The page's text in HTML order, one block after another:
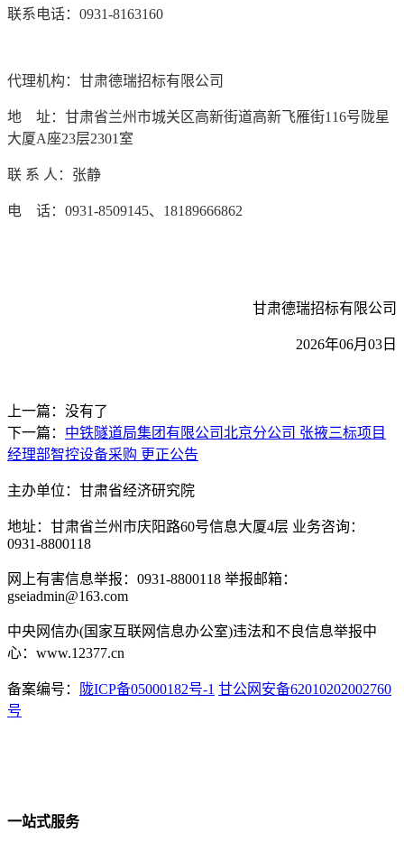
联系电话： 0931-8163160
代理机构：甘肃德瑞招标有限公司
地 址：甘肃省兰州市城关区高新街道高新飞雁街116号陇星
大厦A座23层2301室
联 系 人：张静
电 话： 0931-8509145、18189666862
甘肃德瑞招标有限公司
2026年06月 03 日
上一篇：没有了
下一篇： 中铁隧道局集团有限公司北京分公司 张掖三标项目
经理部智控设备采购 更正公告
主办单位：甘肃省经济研究院
地址：甘肃省兰州市庆阳路60号信息大厦4层 业务咨询：
0931-8800118
网上有害信息举报：0931-8800118 举报邮箱：
gseiadmin@163.com
中央网信办(国家互联网信息办公室)违法和不良信息举报中
心：www.12377.cn
备案编号： 陇ICP备05000182号-1 甘公网安备62010202002760
号
一站式服务